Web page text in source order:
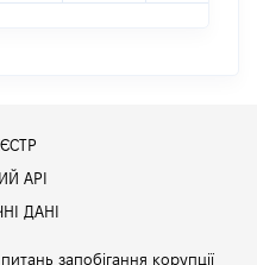
АРІ
ДАНІ
запобігання корупції